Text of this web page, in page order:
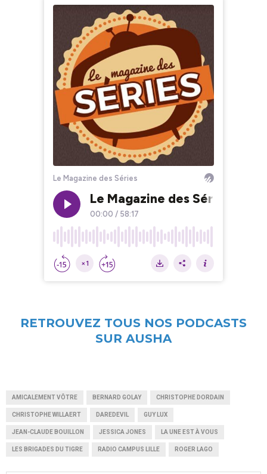
RETROUVEZ TOUS NOS PODCASTS
SUR AUSHA
AMICALEMENT VÔTRE BERNARD GOLAY CHRISTOPHE DORDAIN
CHRISTOPHE WILLAERT DAREDEVIL GUY LUX
JEAN-CLAUDE BOUILLON JESSICA JONES LA UNE EST À VOUS
LES BRIGADES DU TIGRE RADIO CAMPUS LILLE ROGER LAGO